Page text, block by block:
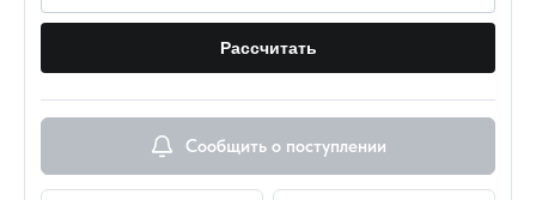
Рассчитать
Сообщить о поступлении